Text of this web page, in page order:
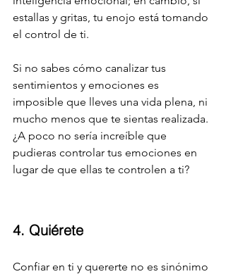
estallas y gritas, tu enojo está tomando
el control de ti.
Si no sabes cómo canalizar tus
sentimientos y emociones es
imposible que lleves una vida plena, ni
mucho menos que te sientas realizada.
¿A poco no sería increíble que
pudieras controlar tus emociones en
lugar de que ellas te controlen a ti?
4. Quiérete
Confiar en ti y quererte no es sinónimo